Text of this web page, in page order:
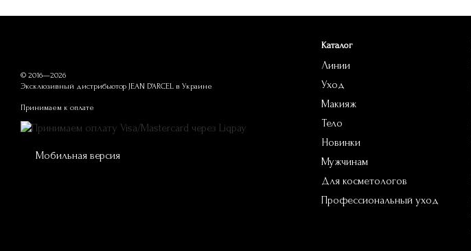
© 2016—2026
Эксклюзивный дистрибьютор JEAN D'ARCEL в Украине
Принимаем к оплате
Мобильная версия
Каталог
Линии
Уход
Макияж
Тело
Новинки
Мужчинам
Для косметологов
Профессиональный уход